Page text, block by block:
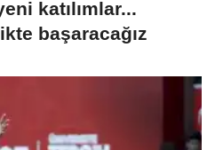
katılımlar...
başaracağız